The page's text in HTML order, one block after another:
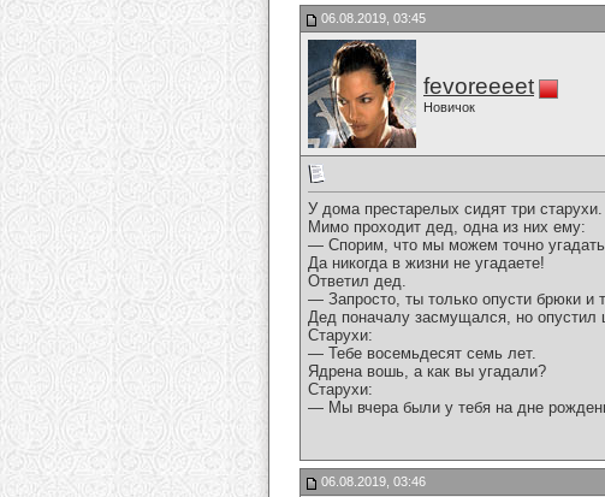
06.08.2019, 03:45
fevoreeeet
Новичок
У дома престарелых сидят три старухи.
Мимо проходит дед, одна из них ему:
— Спорим, что мы можем точно
Да никогда в жизни не угадаете!
Ответил дед.
— Запросто, ты только опусти брюки и
Дед поначалу засмущался, но опустил
Старухи:
— Тебе восемьдесят семь лет.
Ядрена вошь, а как вы угадали?
Старухи:
— Мы вчера были у тебя на дне
06.08.2019, 03:46